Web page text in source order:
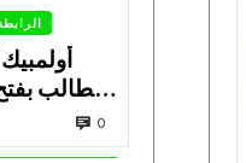
ويطالب
0